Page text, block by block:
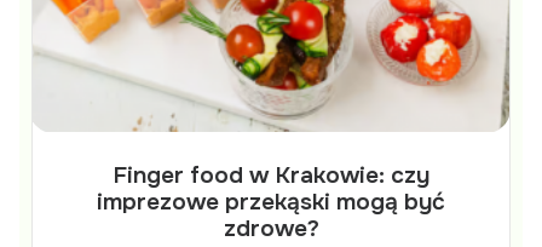
Finger food w Krakowie: czy
imprezowe przekąski mogą być
zdrowe?